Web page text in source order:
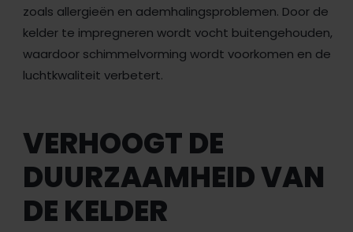
zoals allergieën en ademhalingsproblemen. Door de
kelder te impregneren wordt vocht buitengehouden,
waardoor schimmelvorming wordt voorkomen en de
luchtkwaliteit verbetert.
VERHOOGT DE
DUURZAAMHEID VAN
DE KELDER